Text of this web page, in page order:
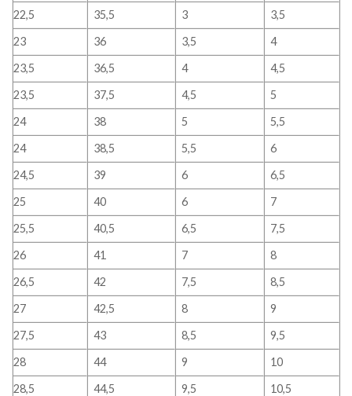
22,5
35,5 3
3,5
23
36 3,5
4
23,5
36,5 4
4,5
23,5
37,5 4,5
5
24
38 5
5,5
24
38,5 5,5
6
24,5
39 6
6,5
25
40 6
7
25,5
40,5 6,5
7,5
26
41 7
8
26,5
42 7,5
8,5
27
42,5 8
9
27,5
43 8,5
9,5
28
44 9
10
28,5
44,5 9,5
10,5